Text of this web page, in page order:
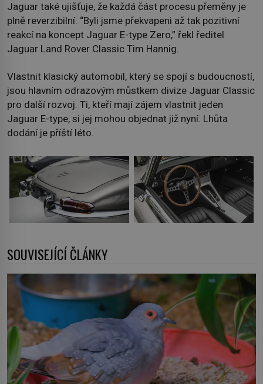
Jaguar také ujišťuje, že každá část procesu přeměny je
plně reverzibilní. “Byli jsme překvapeni až tak pozitivní
reakcí na koncept Jaguar E-type Zero,” řekl ředitel
Jaguar Land Rover Classic Tim Hannig.
Vlastnit klasický automobil, který se spojí s budoucností,
jsou hlavním odrazovým můstkem divize Jaguar Classic
pro další rozvoj. Ti, kteří mají zájem vlastnit jeden
Jaguar E-type, si jej mohou objednat již nyní. Lhůta
dodání je příští léto.
SOUVISEJÍCÍ ČLÁNKY